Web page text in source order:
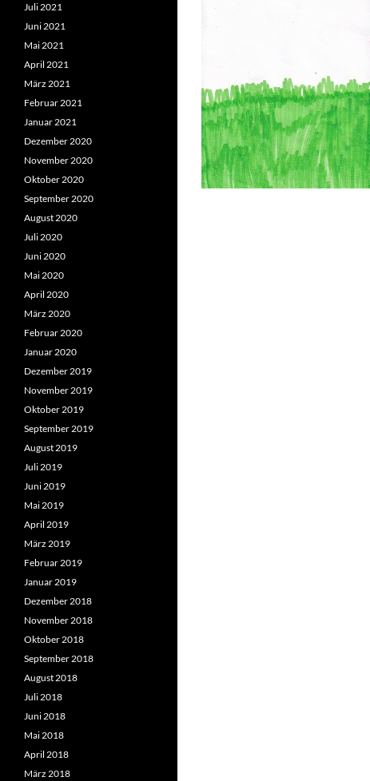
Juli 2021
Juni 2021
Mai 2021
April 2021
März 2021
Februar 2021
Januar 2021
Dezember 2020
November 2020
Oktober 2020
September 2020
August 2020
Juli 2020
Juni 2020
Mai 2020
April 2020
März 2020
Februar 2020
Januar 2020
Dezember 2019
November 2019
Oktober 2019
September 2019
August 2019
Juli 2019
Juni 2019
Mai 2019
April 2019
März 2019
Februar 2019
Januar 2019
Dezember 2018
November 2018
Oktober 2018
September 2018
August 2018
Juli 2018
Juni 2018
Mai 2018
April 2018
März 2018